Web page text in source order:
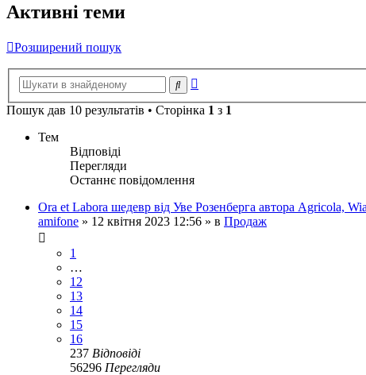
Активні теми
Розширений пошук
Пошук
Пошук дав 10 результатів • Сторінка 1 з 1
Тем
Відповіді
Перегляди
Останнє повідомлення
Ora et Labora шедевр від Уве Розенберга автора Agricola,
amifone » 12 квітня 2023 12:56 » в Продаж
1
…
12
13
14
15
16
237 Відповіді
56296 Перегляди